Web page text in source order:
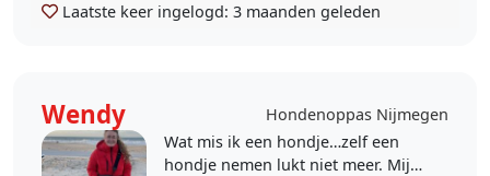
Laatste keer ingelogd: 3 maanden geleden
Wendy
Hondenoppas Nijmegen
Wat mis ik een hondje…zelf een
hondje nemen lukt niet meer. Mijn